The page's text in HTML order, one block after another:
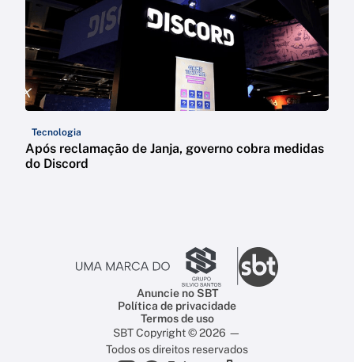
Tecnologia
Após reclamação de Janja, governo cobra medidas
do Discord
Anuncie no SBT
Política de privacidade
Termos de uso
SBT Copyright © 2026 —
Todos os direitos reservados